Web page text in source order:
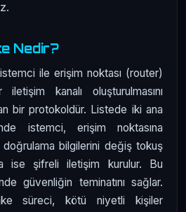
Nedir?
ile erişim noktası (router)
kanalı oluşturulmasını
bir protokoldür. Listede iki ana
istemci, erişim noktasına
bilgilerini değiş tokuş
ise şifreli iletişim kurulur. Bu
güvenliğin teminatını sağlar.
süreci, kötü niyetli kişiler